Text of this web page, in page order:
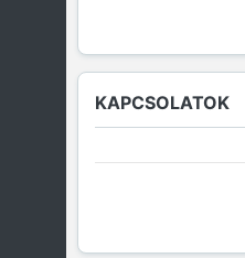
KAPCSOLATOK